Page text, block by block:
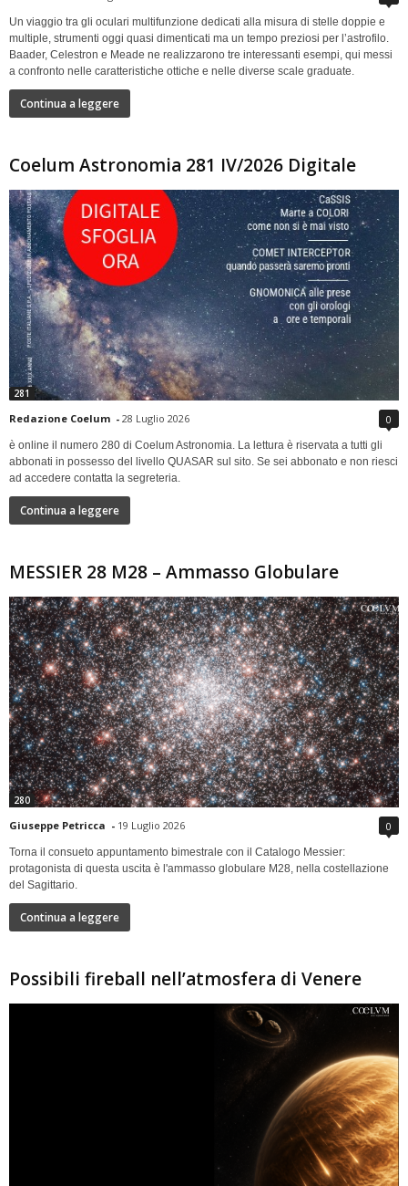
Un viaggio tra gli oculari multifunzione dedicati alla misura di stelle doppie e
multiple, strumenti oggi quasi dimenticati ma un tempo preziosi per l’astrofilo.
Baader, Celestron e Meade ne realizzarono tre interessanti esempi, qui messi
a confronto nelle caratteristiche ottiche e nelle diverse scale graduate.
Continua a leggere
Coelum Astronomia 281 IV/2026 Digitale
281
Redazione Coelum - 28 Luglio 2026 0
è online il numero 280 di Coelum Astronomia. La lettura è riservata a tutti gli
abbonati in possesso del livello QUASAR sul sito. Se sei abbonato e non riesci
ad accedere contatta la segreteria.
Continua a leggere
MESSIER 28 M28 – Ammasso Globulare
280
Giuseppe Petricca - 19 Luglio 2026 0
Torna il consueto appuntamento bimestrale con il Catalogo Messier:
protagonista di questa uscita è l'ammasso globulare M28, nella costellazione
del Sagittario.
Continua a leggere
Possibili fireball nell’atmosfera di Venere